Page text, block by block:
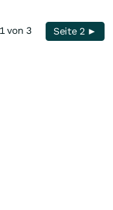
von 3 Seite 2 ►